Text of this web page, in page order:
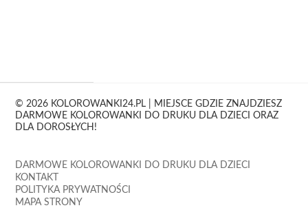
© 2026 KOLOROWANKI24.PL | MIEJSCE GDZIE ZNAJDZIESZ
DARMOWE KOLOROWANKI DO DRUKU DLA DZIECI ORAZ
DLA DOROSŁYCH!
DARMOWE KOLOROWANKI DO DRUKU DLA DZIECI
KONTAKT
POLITYKA PRYWATNOŚCI
MAPA STRONY